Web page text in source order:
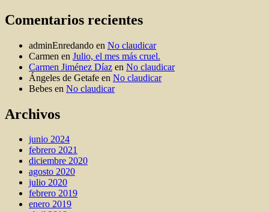
Comentarios recientes
adminEnredando en No claudicar
Carmen en Julio, el mes más cruel.
Carmen Jiménez Díaz en No claudicar
Ángeles de Getafe en No claudicar
Bebes en No claudicar
Archivos
junio 2024
febrero 2021
diciembre 2020
agosto 2020
julio 2020
febrero 2019
enero 2019